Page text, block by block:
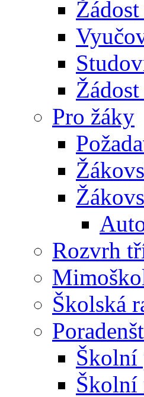
Pro žáky
Rozvrh
Školská
Školní
Školní